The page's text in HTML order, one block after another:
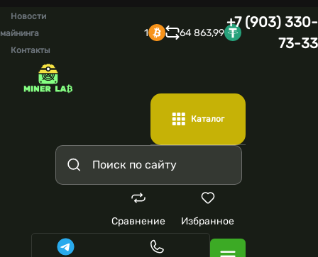
Новости
майнинга
Контакты
1 64 863,99
+7 (903) 330-
73-33
Каталог
Сравнение Избранное